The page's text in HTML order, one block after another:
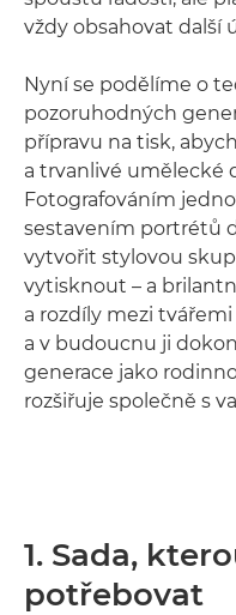
vždy obsahovat další
Nyní se podělíme o
pozoruhodných
přípravu na tisk,
a trvanlivé umělecké
Fotografováním
sestavením portrétů
vytvořit stylovou
vytisknout – a
a rozdíly mezi tvářemi
a v budoucnu ji
generace jako
rozšiřuje společně s
1. Sada,
potřebovat